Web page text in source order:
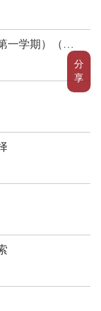
分
享
学期）（第2